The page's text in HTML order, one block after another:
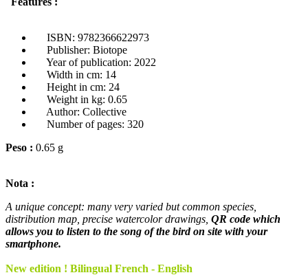
ISBN: 9782366622973
Publisher: Biotope
Year of publication: 2022
Width in cm: 14
Height in cm: 24
Weight in kg: 0.65
Author: Collective
Number of pages: 320
Peso : 0.65 g
Nota :
A unique concept: many very varied but common species,
distribution map, precise watercolor drawings, QR code which
allows you to listen to the song of the bird on site with your
smartphone.
New edition ! Bilingual French - English